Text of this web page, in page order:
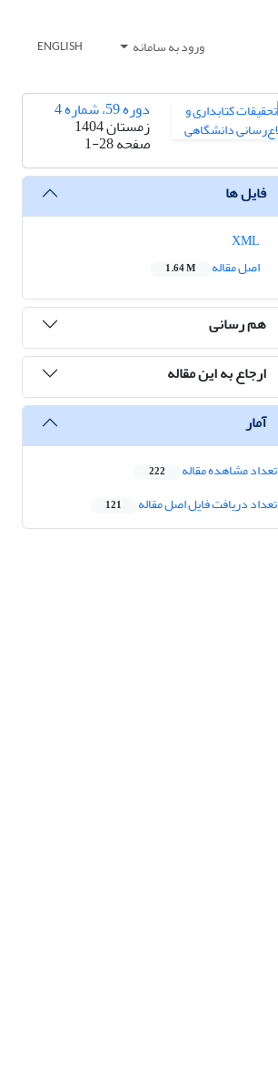
ورود به سامانه ENGLISH
دوره 59، شماره 4
زمستان 1404
صفحه1-28
فایل ها
اصل مقاله
1.64 M
هم رسانی
ارجاع به این مقاله
آمار
تعداد مشاهده مقاله 222
تعداد دریافت فایل اصل مقاله 121